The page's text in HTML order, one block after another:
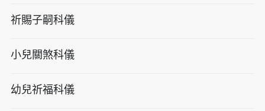
祈賜子嗣科儀
小兒關煞科儀
幼兒祈福科儀